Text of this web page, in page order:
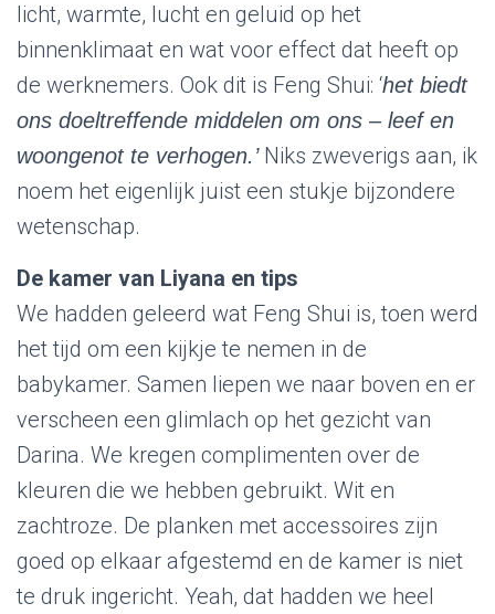
licht, warmte, lucht en geluid op het
binnenklimaat en wat voor effect dat heeft op
de werknemers. Ook dit is Feng Shui: ‘het biedt
ons doeltreffende middelen om ons – leef en
woongenot te verhogen.’ Niks zweverigs aan, ik
noem het eigenlijk juist een stukje bijzondere
wetenschap.
De kamer van Liyana en tips
We hadden geleerd wat Feng Shui is, toen werd
het tijd om een kijkje te nemen in de
babykamer. Samen liepen we naar boven en er
verscheen een glimlach op het gezicht van
Darina. We kregen complimenten over de
kleuren die we hebben gebruikt. Wit en
zachtroze. De planken met accessoires zijn
goed op elkaar afgestemd en de kamer is niet
te druk ingericht. Yeah, dat hadden we heel